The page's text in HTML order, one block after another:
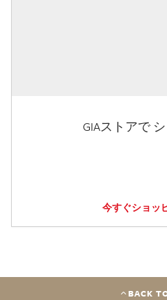
GIAストアで
今すぐショッ
BACK